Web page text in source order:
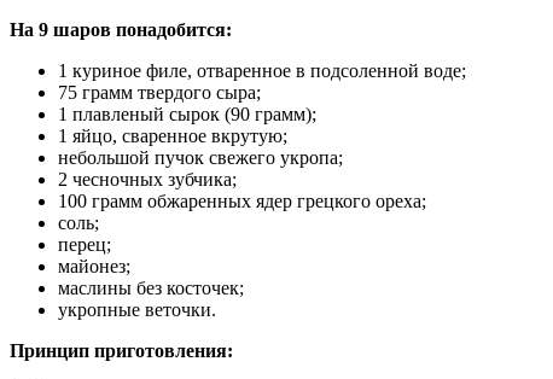
На 9 шаров понадобится:
1 куриное филе, отваренное в подсоленной воде;
75 грамм твердого сыра;
1 плавленый сырок (90 грамм);
1 яйцо, сваренное вкрутую;
небольшой пучок свежего укропа;
2 чесночных зубчика;
100 грамм обжаренных ядер грецкого ореха;
соль;
перец;
майонез;
маслины без косточек;
укропные веточки.
Принцип приготовления: